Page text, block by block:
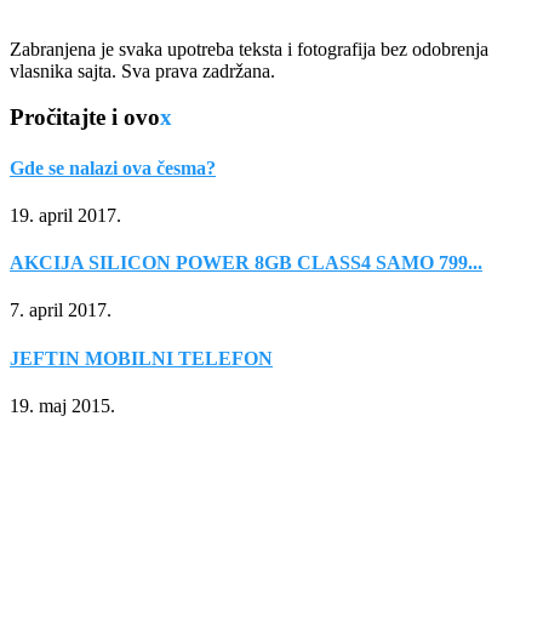
Zabranjena je svaka upotreba teksta i fotografija bez odobrenja
vlasnika sajta. Sva prava zadržana.
Pročitajte i ovox
Gde se nalazi ova česma?
19. april 2017.
AKCIJA SILICON POWER 8GB CLASS4 SAMO 799...
7. april 2017.
JEFTIN MOBILNI TELEFON
19. maj 2015.